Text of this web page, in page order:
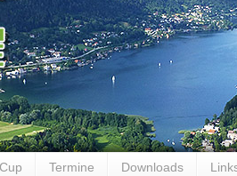
Termine Downloads